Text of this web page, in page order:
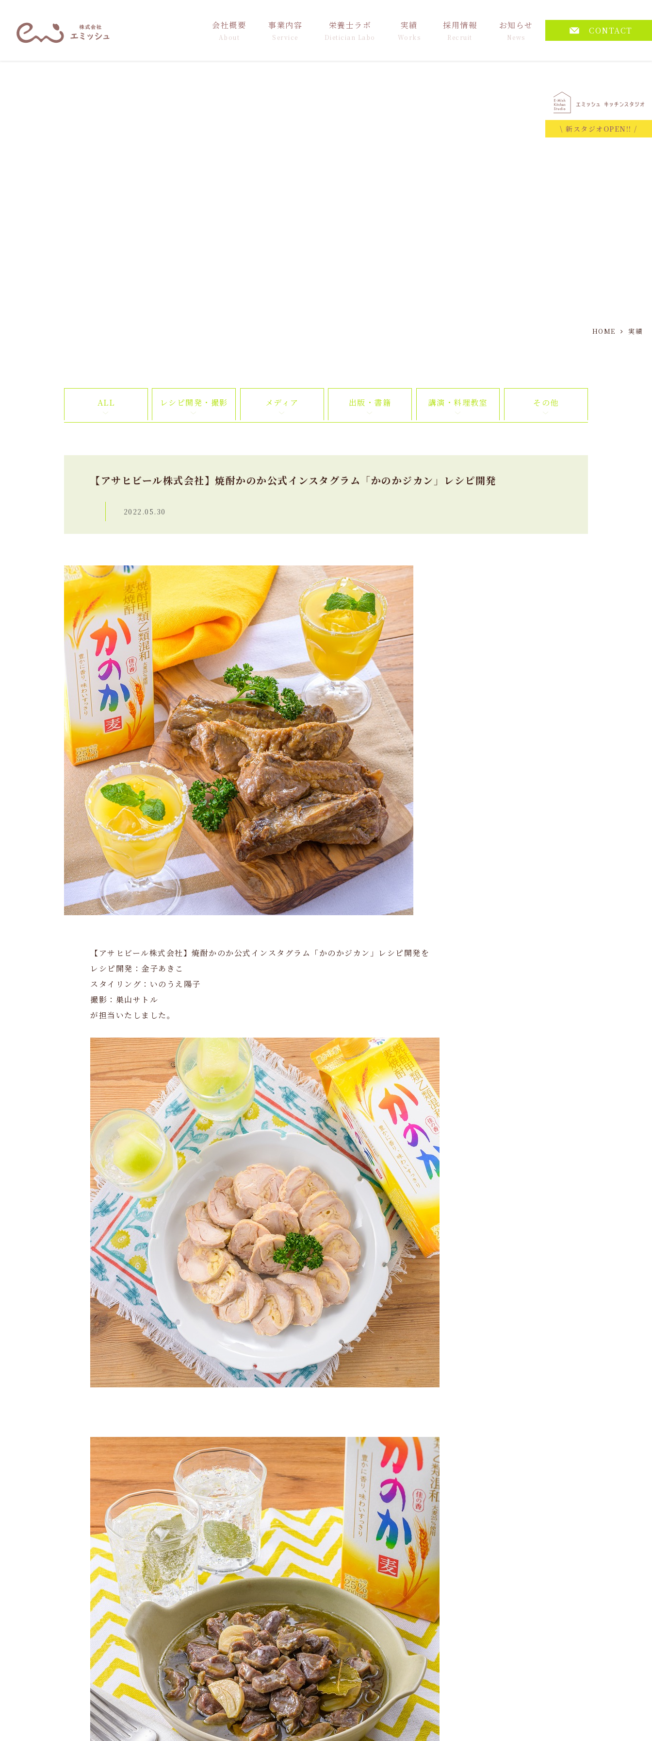
会社概要
About
事業内容
Service
栄養士ラボ
Dietician Labo
実績
Works
採用情報
Recruit
お知らせ
News
CONTACT
\ 新スタジオOPEN!! /
HOME 実績
ALL レシピ開発・撮影 メディア 出版・書籍 講演・料理教室 その他
【アサヒビール株式会社】焼酎かのか公式インスタグラム「かのかジカン」レシピ開発
2022.05.30
【アサヒビール株式会社】焼酎かのか公式インスタグラム「かのかジカン」レシピ開発を
レシピ開発：金子あきこ
スタイリング：いのうえ陽子
撮影：巣山サトル
が担当いたしました。